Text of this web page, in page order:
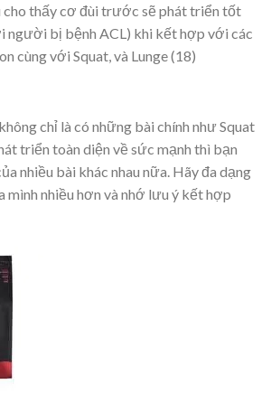
cho thấy cơ đùi trước sẽ phát triển tốt
người bị bệnh ACL) khi kết hợp với các
cùng với Squat, và Lunge (18)
chỉ là có những bài chính như Squat
triển toàn diện về sức mạnh thì bạn
nhiều bài khác nhau nữa. Hãy đa dạng
mình nhiều hơn và nhớ lưu ý kết hợp